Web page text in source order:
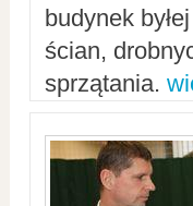
budynek
ścian,
sprzątania.